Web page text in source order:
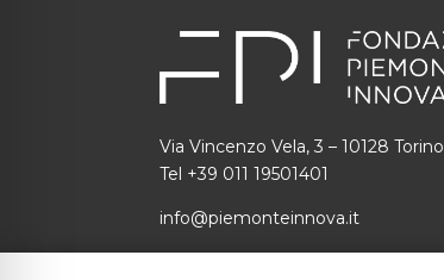
Via Vincenzo Vela, 3 – 10128 Torino
Tel +39 011 19501401
info@piemonteinnova.it